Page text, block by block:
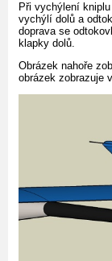
Při vychýlení
vychýlí dolů a
doprava se
klapky dolů.
Obrázek nahoře
obrázek zobrazuje